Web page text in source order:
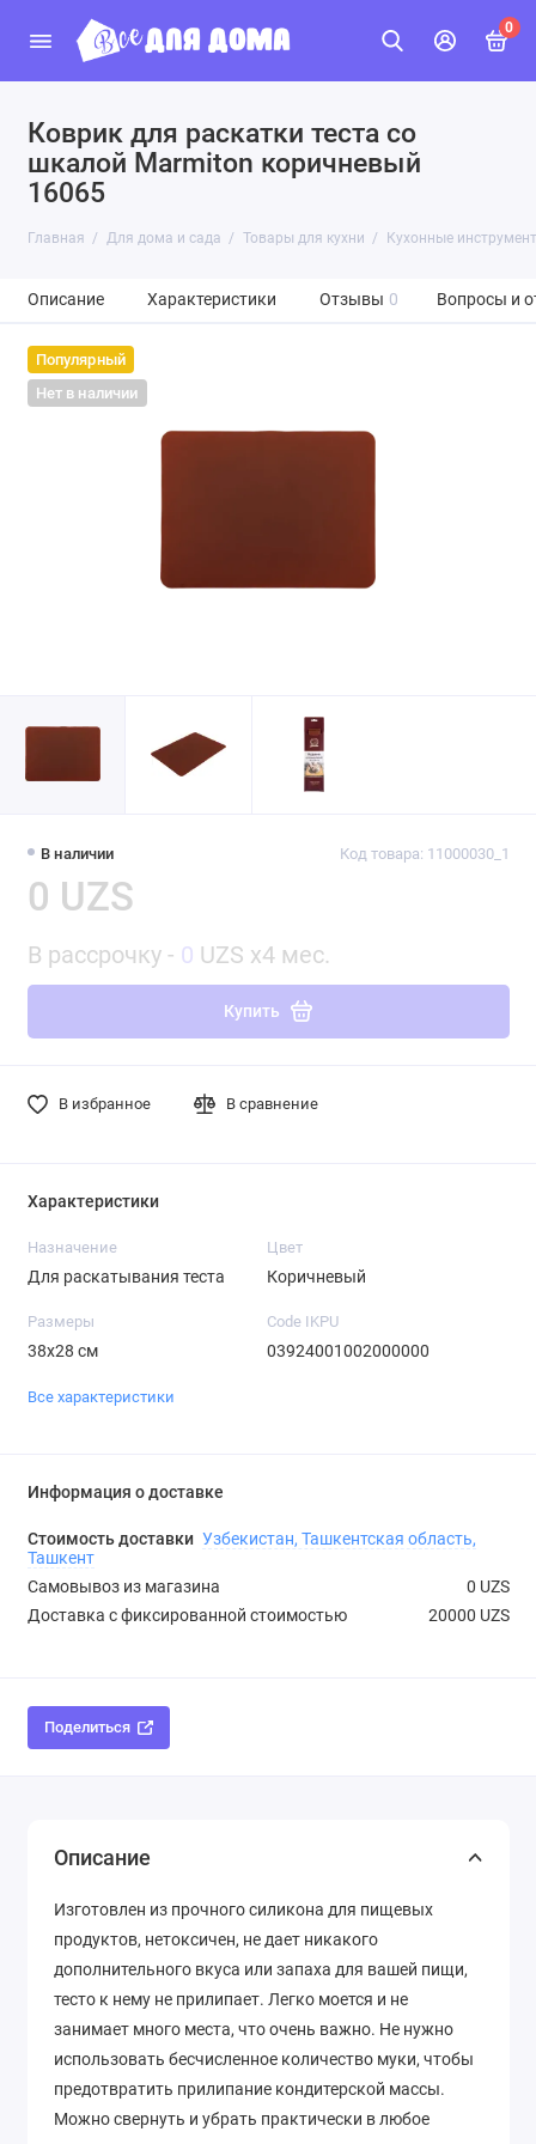
0
Коврик для раскатки теста со
шкалой Marmiton коричневый
16065
Главная Для дома и сада Товары для кухни Кухонные
Описание Характеристики Отзывы 0 Вопросы и
Популярный
Нет в наличии
В наличии Код товара: 11000030_1
0 UZS
В рассрочку - 0 UZS x4 мес.
Купить
В избранное В сравнение
Характеристики
Назначение
Для раскатывания теста
Цвет
Коричневый
Размеры
38х28 см
Code IKPU
03924001002000000
Все характеристики
Информация о доставке
Стоимость доставки Узбекистан, Ташкентская область,
Ташкент
Самовывоз из магазина
0 UZS
Доставка с фиксированной стоимостью
20000 UZS
Поделиться
Описание
Изготовлен из прочного силикона для пищевых
продуктов, нетоксичен, не дает никакого
дополнительного вкуса или запаха для вашей пищи,
тесто к нему не прилипает. Легко моется и не
занимает много места, что очень важно. Не нужно
использовать бесчисленное количество муки, чтобы
предотвратить прилипание кондитерской массы.
Можно свернуть и убрать практически в любое